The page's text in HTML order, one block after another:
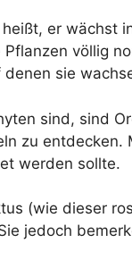
er
völlig
sie
sind, sind
zu
werden sollte.
(wie dieser
jedoch